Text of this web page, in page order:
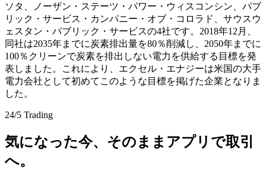
ソタ、ノーザン・ステーツ・パワー・ウィスコンシン、パブ
リック・サービス・カンパニー・オブ・コロラド、サウスウ
ェスタン・パブリック・サービスの4社です。2018年12月、
同社は2035年までに炭素排出量を80％削減し、2050年までに
100％クリーンで炭素を排出しない電力を供給する目標を発
表しました。これにより、エクセル・エナジーは米国の大手
電力会社として初めてこのような目標を掲げた企業となりま
した。
24/5 Trading
気になった今、そのままアプリで取引
へ。